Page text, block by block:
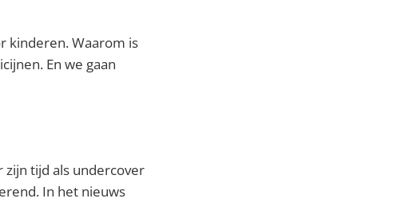
kinderen. Waarom is
En we gaan
zijn tijd als undercover
In het nieuws